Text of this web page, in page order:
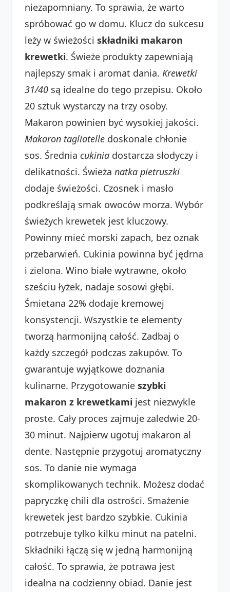
niezapomniany. To sprawia, że warto
spróbować go w domu. Klucz do sukcesu
leży w świeżości składniki makaron
krewetki. Świeże produkty zapewniają
najlepszy smak i aromat dania. Krewetki
31/40 są idealne do tego przepisu. Około
20 sztuk wystarczy na trzy osoby.
Makaron powinien być wysokiej jakości.
Makaron tagliatelle doskonale chłonie
sos. Średnia cukinia dostarcza słodyczy i
delikatności. Świeża natka pietruszki
dodaje świeżości. Czosnek i masło
podkreślają smak owoców morza. Wybór
świeżych krewetek jest kluczowy.
Powinny mieć morski zapach, bez oznak
przebarwień. Cukinia powinna być jędrna
i zielona. Wino białe wytrawne, około
sześciu łyżek, nadaje sosowi głębi.
Śmietana 22% dodaje kremowej
konsystencji. Wszystkie te elementy
tworzą harmonijną całość. Zadbaj o
każdy szczegół podczas zakupów. To
gwarantuje wyjątkowe doznania
kulinarne. Przygotowanie szybki
makaron z krewetkami jest niezwykle
proste. Cały proces zajmuje zaledwie 20-
30 minut. Najpierw ugotuj makaron al
dente. Następnie przygotuj aromatyczny
sos. To danie nie wymaga
skomplikowanych technik. Możesz dodać
papryczkę chili dla ostrości. Smażenie
krewetek jest bardzo szybkie. Cukinia
potrzebuje tylko kilku minut na patelni.
Składniki łączą się w jedną harmonijną
całość. To sprawia, że potrawa jest
idealna na codzienny obiad. Danie jest